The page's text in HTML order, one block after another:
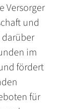
Versorger
und
im
fördert
für